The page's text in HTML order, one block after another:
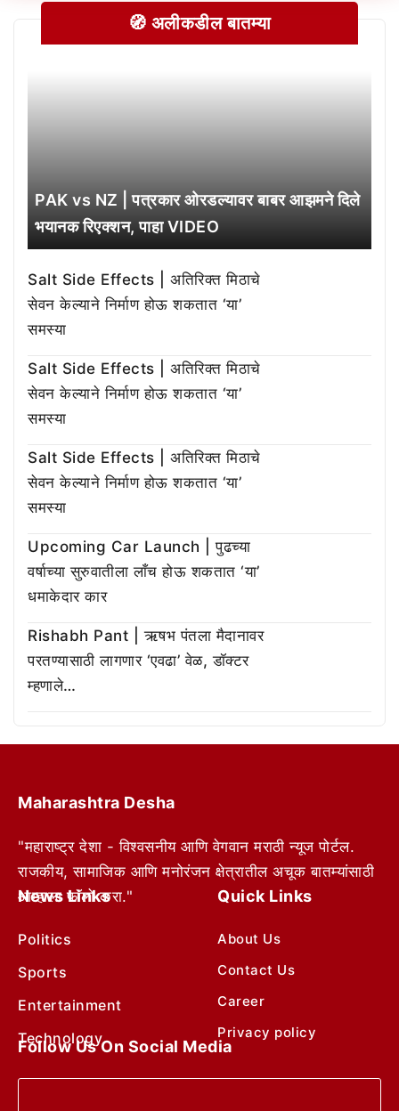
🧭 अलीकडील बातम्या
PAK vs NZ | पत्रकार ओरडल्यावर बाबर आझमने दिले
भयानक रिएक्शन, पाहा VIDEO
Salt Side Effects | अतिरिक्त मिठाचे
सेवन केल्याने निर्माण होऊ शकतात ‘या’
समस्या
Salt Side Effects | अतिरिक्त मिठाचे
सेवन केल्याने निर्माण होऊ शकतात ‘या’
समस्या
Salt Side Effects | अतिरिक्त मिठाचे
सेवन केल्याने निर्माण होऊ शकतात ‘या’
समस्या
Upcoming Car Launch | पुढच्या
वर्षाच्या सुरुवातीला लाँच होऊ शकतात ‘या’
धमाकेदार कार
Rishabh Pant | ऋषभ पंतला मैदानावर
परतण्यासाठी लागणार ‘एवढा’ वेळ, डॉक्टर
म्हणाले…
Maharashtra Desha
"महाराष्ट्र देशा - विश्वसनीय आणि वेगवान मराठी न्यूज पोर्टल.
राजकीय, सामाजिक आणि मनोरंजन क्षेत्रातील अचूक बातम्यांसाठी
आम्हाला फॉलो करा."
News Links
Politics
Sports
Entertainment
Technology
Quick Links
About Us
Contact Us
Career
Privacy policy
Follow Us On Social Media